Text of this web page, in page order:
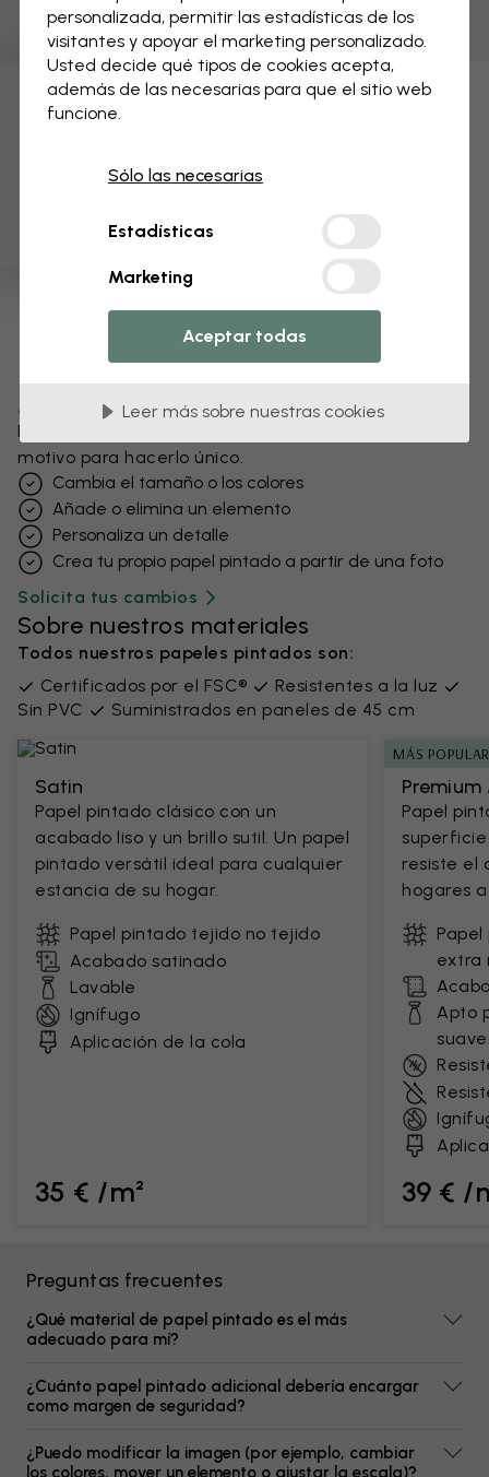
Modifica tu papel pintado
Nuestro equipo de diseño puede modificar cualquier
motivo para hacerlo único.
Cambia el tamaño o los colores
Añade o elimina un elemento
Personaliza un detalle
Crea tu propio papel pintado a partir de una foto
Solicita tus cambios
Sobre nuestros materiales
Todos nuestros papeles pintados son:
Certificados por el FSC®
Resistentes a la luz
Sin PVC
Suministrados en paneles de 45 cm
Satin
Papel pintado clásico con un
acabado liso y un brillo sutil. Un papel
pintado versátil ideal para cualquier
estancia de su hogar.
Papel pintado tejido no tejido
Acabado satinado
Lavable
Ignífugo
Aplicación de la cola
35 € /m²
MÁS
Papel
resiste el
hogares
extra
Apto
39 € /
Preguntas frecuentes
¿Qué material de papel pintado es el más
adecuado para mí?
¿Cuánto papel pintado adicional debería encargar
como margen de seguridad?
¿Puedo modificar la imagen (por ejemplo, cambiar
los colores, mover un elemento o ajustar la escala)?
personalizada, permitir las estadísticas de los
visitantes y apoyar el marketing personalizado.
Usted decide qué tipos de cookies acepta,
además de las necesarias para que el sitio web
funcione.
Sólo las necesarias
Estadísticas
Marketing
Aceptar todas
Leer más sobre nuestras cookies